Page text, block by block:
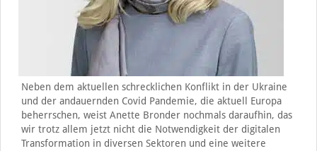
Neben dem aktuellen schrecklichen Konflikt in der Ukraine
und der andauernden Covid Pandemie, die aktuell Europa
beherrschen, weist Anette Bronder nochmals daraufhin, das
wir trotz allem jetzt nicht die Notwendigkeit der digitalen
Transformation in diversen Sektoren und eine weitere